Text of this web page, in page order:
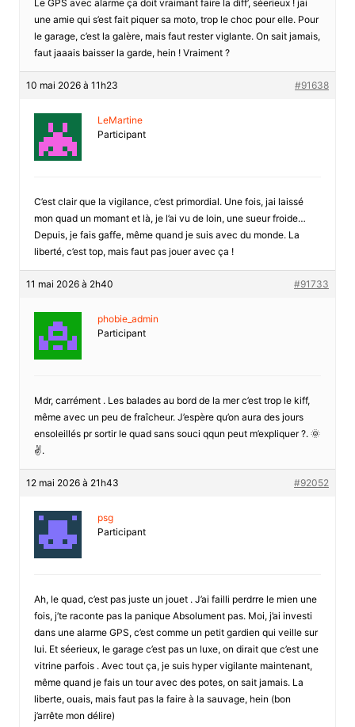
Le GPS avec alarme ça doit vraimant faire la diff’, séerieux ! jai
une amie qui s’est fait piquer sa moto, trop le choc pour elle. Pour
le garage, c’est la galère, mais faut rester viglante. On sait jamais,
faut jaaais baisser la garde, hein ! Vraiment ?
10 mai 2026 à 11h23 #91638
LeMartine
Participant
C’est clair que la vigilance, c’est primordial. Une fois, jai laissé
mon quad un momant et là, je l’ai vu de loin, une sueur froide…
Depuis, je fais gaffe, même quand je suis avec du monde. La
liberté, c’est top, mais faut pas jouer avec ça !
11 mai 2026 à 2h40 #91733
phobie_admin
Participant
Mdr, carrément . Les balades au bord de la mer c’est trop le kiff,
même avec un peu de fraîcheur. J’espère qu’on aura des jours
ensoleillés pr sortir le quad sans souci qqun peut m’expliquer ?. 🌞
✌️.
12 mai 2026 à 21h43 #92052
psg
Participant
Ah, le quad, c’est pas juste un jouet . J’ai failli perdrre le mien une
fois, j’te raconte pas la panique Absolument pas. Moi, j’ai investi
dans une alarme GPS, c’est comme un petit gardien qui veille sur
lui. Et séerieux, le garage c’est pas un luxe, on dirait que c’est une
vitrine parfois . Avec tout ça, je suis hyper vigilante maintenant,
même quand je fais un tour avec des potes, on sait jamais. La
liberte, ouais, mais faut pas la faire à la sauvage, hein (bon
j’arrête mon délire)